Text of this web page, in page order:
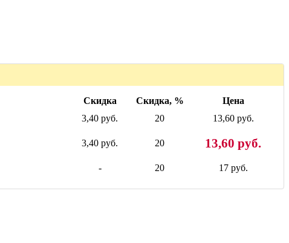
Скидка Скидка, %
Цена
3,40 руб. 20 13,60 руб.
3,40 руб. 20 13,60 руб.
- 20 17 руб.